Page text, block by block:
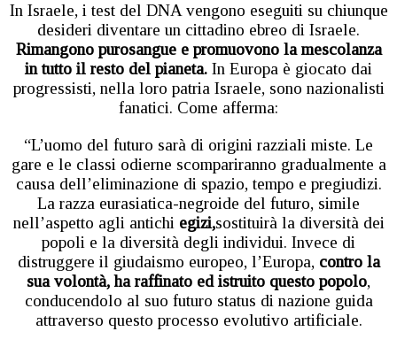
In Israele, i test del DNA vengono eseguiti su chiunque
desideri diventare un cittadino ebreo di Israele.
Rimangono purosangue e promuovono la mescolanza
in tutto il resto del pianeta. In Europa è giocato dai
progressisti, nella loro patria Israele, sono nazionalisti
fanatici. Come afferma:
“L’uomo del futuro sarà di origini razziali miste. Le
gare e le classi odierne scompariranno gradualmente a
causa dell’eliminazione di spazio, tempo e pregiudizi.
La razza eurasiatica-negroide del futuro, simile
nell’aspetto agli antichi egizi,sostituirà la diversità dei
popoli e la diversità degli individui. Invece di
distruggere il giudaismo europeo, l’Europa,contro la
sua volontà, ha raffinato ed istruito questo popolo,
conducendolo al suo futuro status di nazione guida
attraverso questo processo evolutivo artificiale.